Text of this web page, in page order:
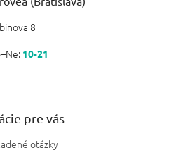
8
10-21
pre vás
otázky